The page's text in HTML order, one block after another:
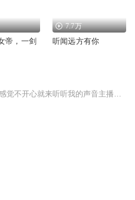
帝，一剑
7.7万
听闻远方有你